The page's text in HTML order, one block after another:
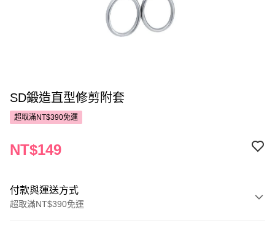
SD鍛造直型修剪附套
超取滿NT$390免運
NT$149
付款與運送方式
超取滿NT$390免運